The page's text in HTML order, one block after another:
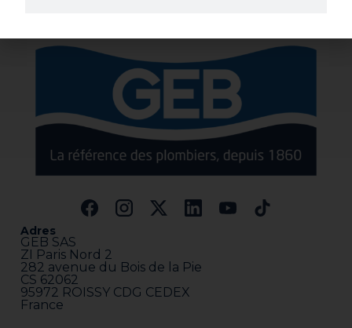
Adres
GEB SAS
ZI Paris Nord 2
282 avenue du Bois de la Pie
CS 62062
95972 ROISSY CDG CEDEX
France